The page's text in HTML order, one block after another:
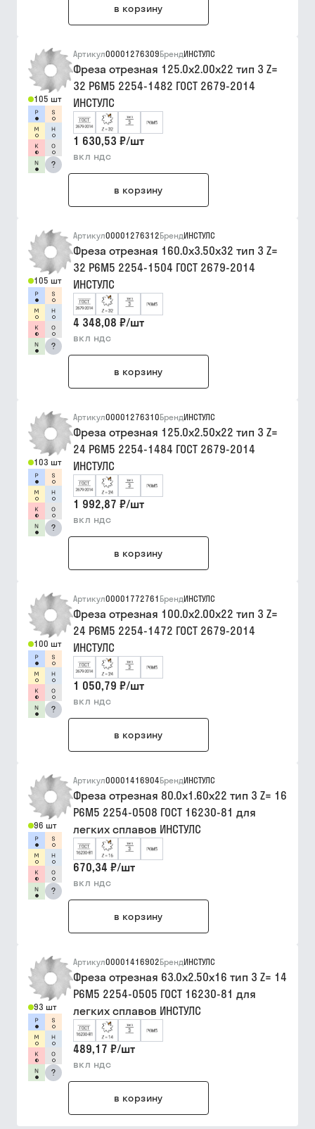
в корзину
105 шт
?
Артикул00001276309БрендИНСТУЛС
Фреза отрезная 125.0х2.00х22 тип 3 Z=
32 Р6М5 2254-1482 ГОСТ 2679-2014
ИНСТУЛС
1 630,53 ₽/шт
вкл ндс
в корзину
105 шт
?
Артикул00001276312БрендИНСТУЛС
Фреза отрезная 160.0х3.50х32 тип 3 Z=
32 Р6М5 2254-1504 ГОСТ 2679-2014
ИНСТУЛС
4 348,08 ₽/шт
вкл ндс
в корзину
103 шт
?
Артикул00001276310БрендИНСТУЛС
Фреза отрезная 125.0х2.50х22 тип 3 Z=
24 Р6М5 2254-1484 ГОСТ 2679-2014
ИНСТУЛС
1 992,87 ₽/шт
вкл ндс
в корзину
100 шт
?
Артикул00001772761 БрендИНСТУЛС
Фреза отрезная 100.0х2.00х22 тип 3 Z=
24 Р6М5 2254-1472 ГОСТ 2679-2014
ИНСТУЛС
1 050,79 ₽/шт
вкл ндс
в корзину
96 шт
?
Артикул00001416904БрендИНСТУЛС
Фреза отрезная 80.0х1.60х22 тип 3 Z= 16
Р6М5 2254-0508 ГОСТ 16230-81 для
легких сплавов ИНСТУЛС
670,34 ₽/шт
вкл ндс
в корзину
93 шт
?
Артикул00001416902БрендИНСТУЛС
Фреза отрезная 63.0х2.50х16 тип 3 Z= 14
Р6М5 2254-0505 ГОСТ 16230-81 для
легких сплавов ИНСТУЛС
489,17 ₽/шт
вкл ндс
в корзину